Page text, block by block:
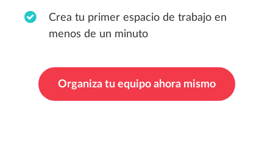
Crea tu primer espacio de trabajo en
menos de un minuto
Organiza tu equipo ahora mismo